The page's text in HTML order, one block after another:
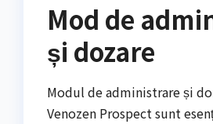
Mod de
și dozare
Modul de administrare și
Venozen Prospect sunt